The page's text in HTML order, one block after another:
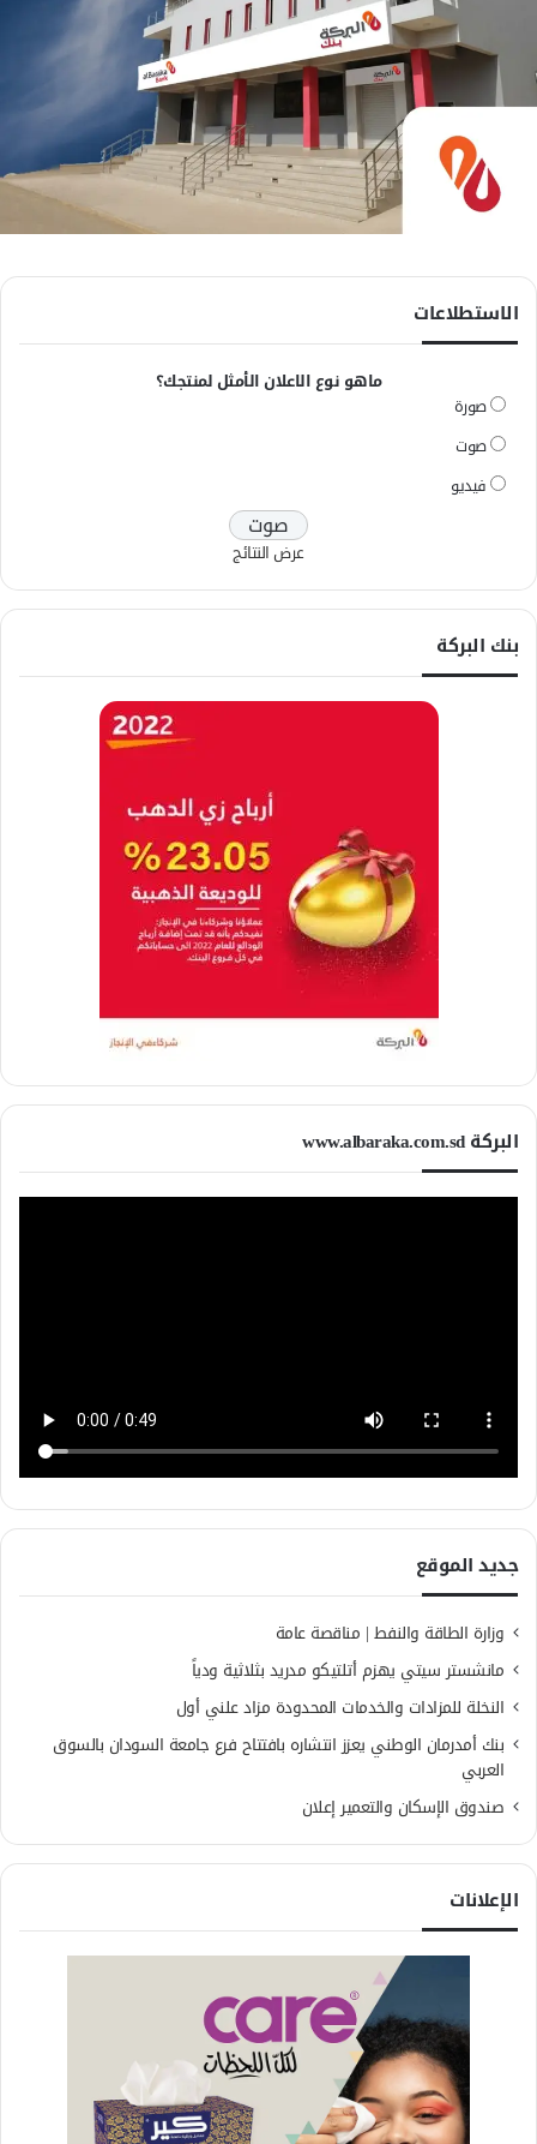
الاستطلاعات
ماهو نوع الاعلان الأمثل لمنتجك؟
صورة
صوت
فيديو
عرض النتائج
بنك البركة
البركة www.albaraka.com.sd
جديد الموقع
وزارة الطاقة والنفط | مناقصة عامة
مانشستر سيتي يهزم أتلتيكو مدريد بثلاثية ودياً
النخلة للمزادات والخدمات المحدودة مزاد علني أول
بنك أمدرمان الوطني يعزز انتشاره بافتتاح فرع جامعة السودان بالسوق
العربي
صندوق الإسكان والتعمير إعلان
الإعلانات